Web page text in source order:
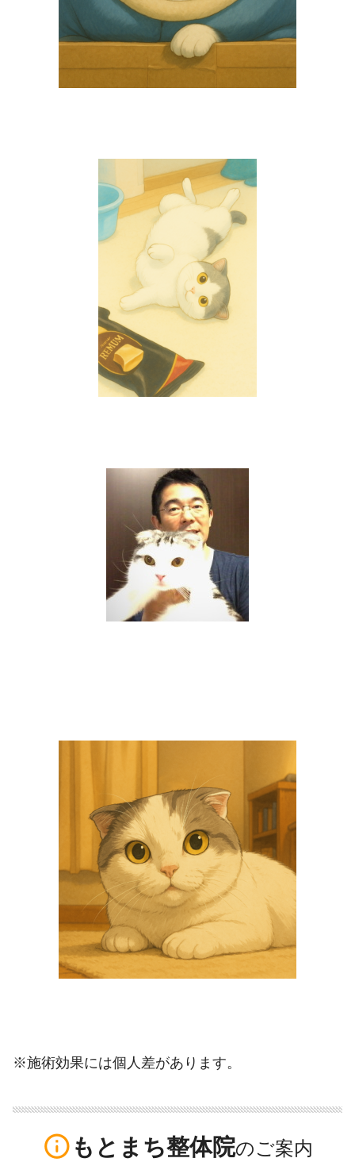
※施術効果には個人差があります。
info_outline もとまち整体院